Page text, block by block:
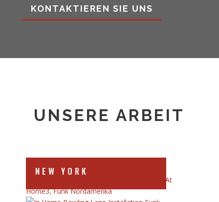
KONTAKTIEREN SIE UNS
UNSERE ARBEIT
NEW YORK